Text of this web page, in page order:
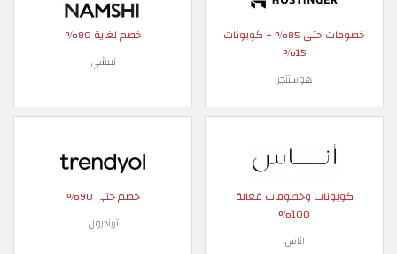
خصومات حتى 85% + كوبونات
15%
هوستنجر
خصم لغاية 80%
نمشي
كوبونات وخصومات فعالة
100%
اناس
خصم حتى 90%
ترينديول